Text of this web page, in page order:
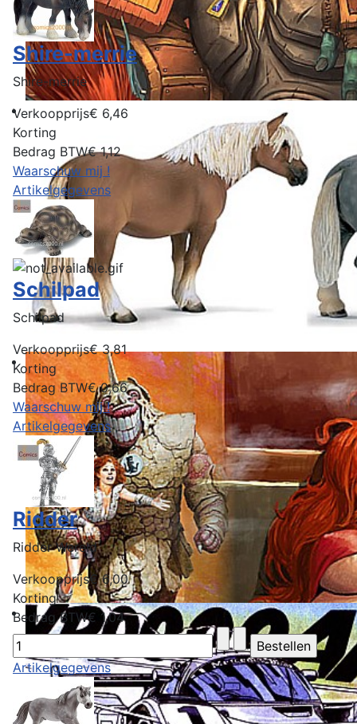
Shire-merrie
Shire-merrie
Verkoopprijs€ 6,46
Korting
Bedrag BTW€ 1,12
Waarschuw mij !
Artikelgegevens
Schilpad
Schilpad
Verkoopprijs€ 3,81
Korting
Bedrag BTW€ 0,66
Waarschuw mij !
Artikelgegevens
Ridder
Ridder Wereld
Verkoopprijs€ 6,00
Korting
Bedrag BTW€ 1,04
Artikelgegevens